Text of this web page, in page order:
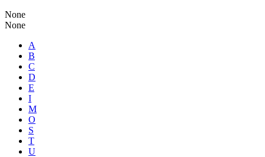
None
None
A
B
C
D
E
I
M
O
S
T
U